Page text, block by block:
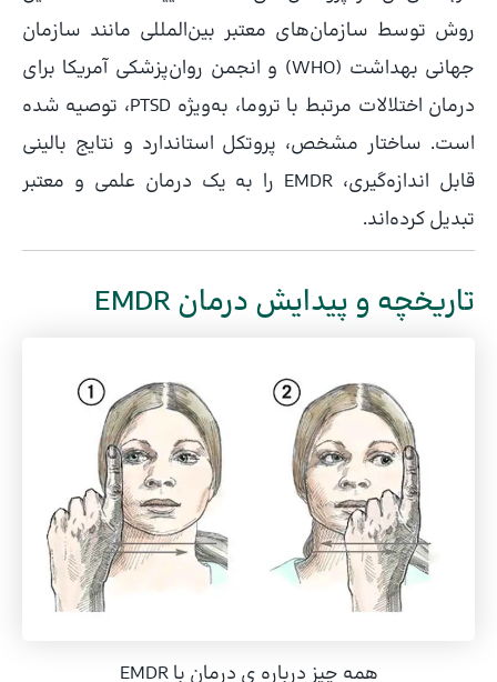
روش توسط سازمان‌های معتبر بین‌المللی مانند سازمان
جهانی بهداشت (WHO) و انجمن روان‌پزشکی آمریکا برای
درمان اختلالات مرتبط با تروما، به‌ویژه PTSD، توصیه شده
است. ساختار مشخص، پروتکل استاندارد و نتایج بالینی
قابل اندازه‌گیری، EMDR را به یک درمان علمی و معتبر
تبدیل کرده‌اند.
تاریخچه و پیدایش درمان EMDR
همه چیز درباره ی درمان با EMDR